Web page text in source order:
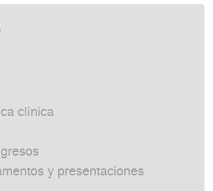
clínica
y presentaciones